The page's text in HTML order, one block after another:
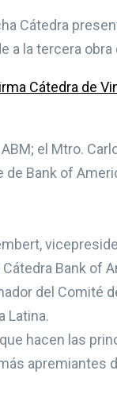
Cátedra
a la tercera
el Mtro.
de Bank of
Bank of
del Comité
Latina.
hacen las
apremiantes